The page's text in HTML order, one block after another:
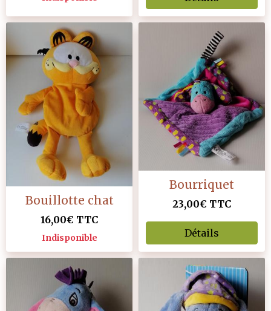
Bouillotte chat
16,00€ TTC
Indisponible
Bourriquet
23,00€ TTC
Détails